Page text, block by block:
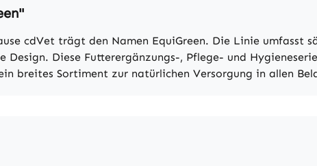
cdVet trägt den Namen EquiGreen. Die Linie umfasst
Diese Futterergänzungs-, Pflege- und
breites Sortiment zur natürlichen Versorgung in allen